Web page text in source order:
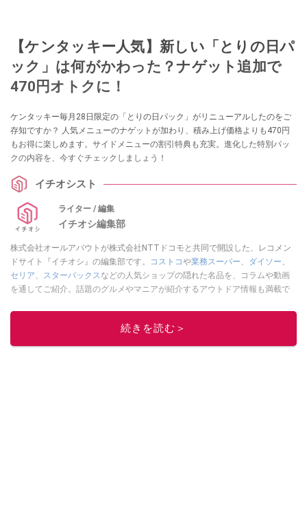
【ケンタッキー人気】新しい「とりの日パ
ック」は何がかわった？ナゲット追加で
470円オトクに！
ケンタッキー毎月28日限定の「とりの日パック」がリニューアルしたのをご
存知ですか？ 人気メニューのナゲットが加わり、積み上げ価格よりも470円
もお得に楽しめます。サイドメニューの割引特典も充実。進化した特別パッ
クの内容を、今すぐチェックしましょう！
イチオシスト
ライター / 編集
イチオシ編集部
株式会社オールアバウトが株式会社NTTドコモと共同で開設した、レコメン
ドサイト『イチオシ』の編集部です。
コストコや業務スーパー、 ダイソー、
セリア、 スターバックスなどの人気ショップの隠れた名品を、コラムや動画
を通してご紹介。話題のグルメやマニアが紹介するアウトドア情報も満載で
レビューしています。毎日トレンド情報をお届けしているので、ぜひ
してください！続きを読む＞